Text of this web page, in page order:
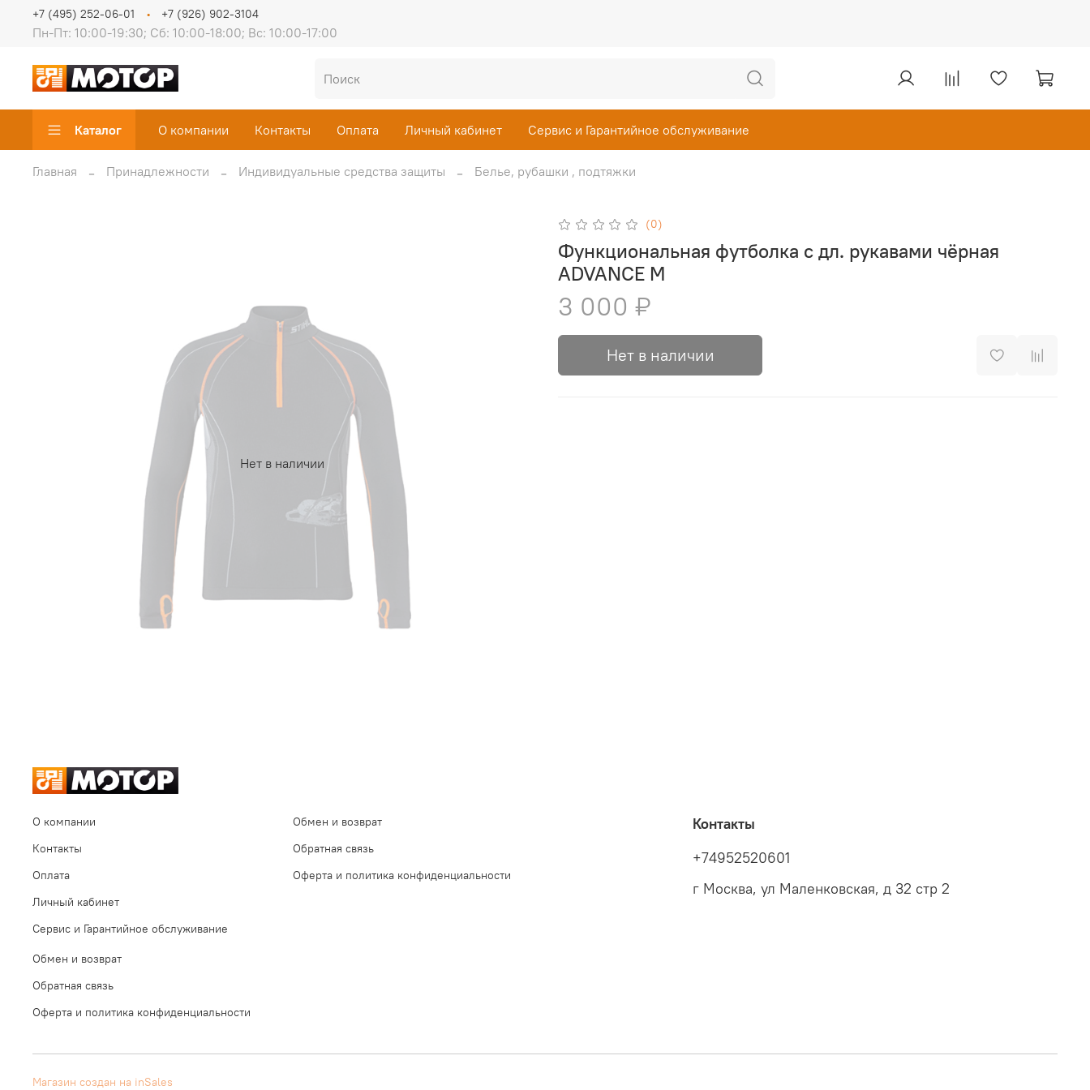
Пн-Пт: 10:00-19:30; Сб: 10:00-18:00; Вс: 10:00-17:00
+7 (495) 252-06-01 +7 (926) 902-3104
Каталог О компании Контакты Оплата Личный кабинет Сервис и Гарантийное обслуживание
Главная Принадлежности Индивидуальные средства защиты Белье, рубашки , подтяжки
Нет в наличии
(0)
Функциональная футболка с дл. рукавами чёрная
ADVANCE M
3 000 ₽
Нет в наличии
О компании
Контакты
Оплата
Личный кабинет
Сервис и Гарантийное обслуживание
Обмен и возврат
Обратная связь
Оферта и политика конфиденциальности
Обмен и возврат
Обратная связь
Оферта и политика конфиденциальности
Контакты
+74952520601
г Москва, ул Маленковская, д 32 стр 2
Магазин создан на inSales